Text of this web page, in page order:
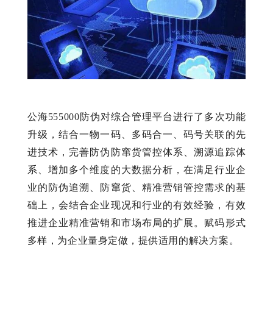
公海555000防伪对综合管理平台进行了多次功能
升级，结合一物一码、多码合一、码号关联的先
进技术，完善防伪防窜货管控体系、溯源追踪体
系、增加多个维度的大数据分析，在满足行业企
业的防伪追溯、防窜货、精准营销管控需求的基
础上，会结合企业现况和行业的有效经验，有效
推进企业精准营销和市场布局的扩展。赋码形式
多样，为企业量身定做，提供适用的解决方案。